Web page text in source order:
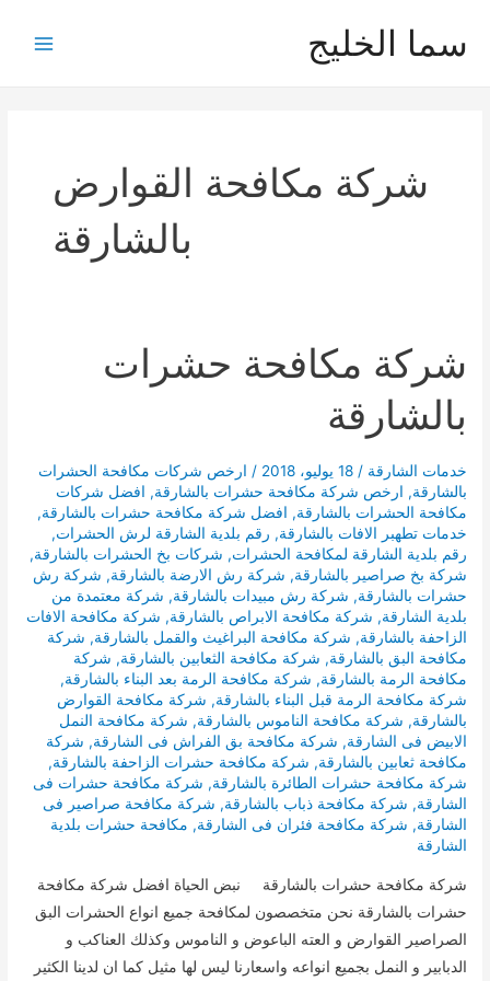
سما الخليج
شركة مكافحة القوارض
بالشارقة
شركة مكافحة حشرات
بالشارقة
خدمات الشارقة /18 يوليو، 2018 / ارخص شركات مكافحة الحشرات
بالشارقة, ارخص شركة مكافحة حشرات بالشارقة, افضل شركات
مكافحة الحشرات بالشارقة, افضل شركة مكافحة حشرات بالشارقة,
خدمات تطهبر الافات بالشارقة, رقم بلدية الشارقة لرش الحشرات,
رقم بلدية الشارقة لمكافحة الحشرات, شركات بخ الحشرات بالشارقة,
شركة بخ صراصير بالشارقة, شركة رش الارضة بالشارقة, شركة رش
حشرات بالشارقة, شركة رش مبيدات بالشارقة, شركة معتمدة من
بلدية الشارقة, شركة مكافحة الابراص بالشارقة, شركة مكافحة الافات
الزاحفة بالشارقة, شركة مكافحة البراغيث والقمل بالشارقة, شركة
مكافحة البق بالشارقة, شركة مكافحة الثعابين بالشارقة, شركة
مكافحة الرمة بالشارقة, شركة مكافحة الرمة بعد البناء بالشارقة,
شركة مكافحة الرمة قبل البناء بالشارقة, شركة مكافحة القوارض
بالشارقة, شركة مكافحة الناموس بالشارقة, شركة مكافحة النمل
الابيض فى الشارقة, شركة مكافحة بق الفراش فى الشارقة, شركة
مكافحة ثعابين بالشارقة, شركة مكافحة حشرات الزاحفة بالشارقة,
شركة مكافحة حشرات الطائرة بالشارقة, شركة مكافحة حشرات فى
الشارقة, شركة مكافحة ذباب بالشارقة, شركة مكافحة صراصير فى
الشارقة, شركة مكافحة فئران فى الشارقة, مكافحة حشرات بلدية
الشارقة
شركة مكافحة حشرات بالشارقة نبض الحياة افضل شركة مكافحة
حشرات بالشارقة نحن متخصصون لمكافحة جميع انواع الحشرات البق
الصراصير القوارض و العته الباعوض و الناموس وكذلك العناكب و
الدبابير و النمل بجميع انواعه واسعارنا ليس لها مثيل كما ان لدينا الكثير